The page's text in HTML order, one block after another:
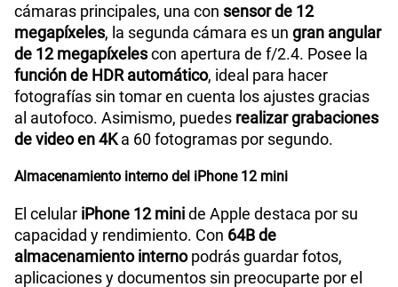
cámaras principales, una con sensor de 12
megapíxeles, la segunda cámara es un gran angular
de 12 megapíxelescon apertura de f/2.4. Posee la
función de HDR automático, ideal para hacer
fotografías sin tomar en cuenta los ajustes gracias
al autofoco. Asimismo, puedes realizar grabaciones
de video en 4Ka 60 fotogramas por segundo.
Almacenamiento interno del iPhone 12 mini
El celular iPhone 12 minide Apple destaca por su
capacidad y rendimiento. Con 64B de
almacenamiento internopodrás guardar fotos,
aplicaciones y documentos sin preocuparte por el